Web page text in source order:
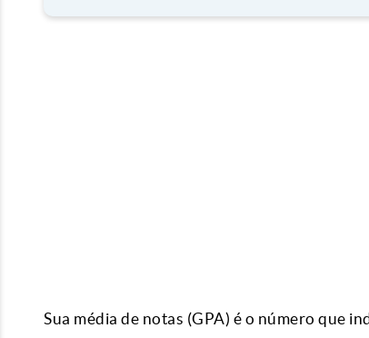
Sua média de notas (GPA) é o número que